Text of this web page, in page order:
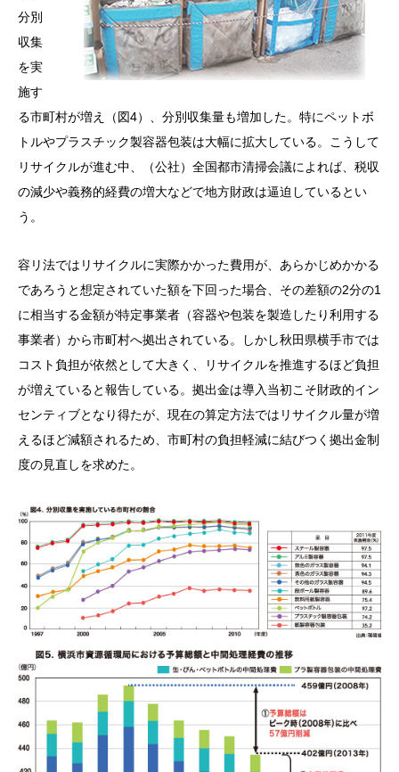
分別
収集
を実
施す
る市町村が増え（図4）、分別収集量も増加した。特にペットボ
トルやプラスチック製容器包装は大幅に拡大している。こうして
リサイクルが進む中、（公社）全国都市清掃会議によれば、税収
の減少や義務的経費の増大などで地方財政は逼迫しているとい
う。
容リ法ではリサイクルに実際かかった費用が、あらかじめかかる
であろうと想定されていた額を下回った場合、その差額の2分の1
に相当する金額が特定事業者（容器や包装を製造したり利用する
事業者）から市町村へ拠出されている。しかし秋田県横手市では
コスト負担が依然として大きく、リサイクルを推進するほど負担
が増えていると報告している。拠出金は導入当初こそ財政的イン
センティブとなり得たが、現在の算定方法ではリサイクル量が増
えるほど減額されるため、市町村の負担軽減に結びつく拠出金制
度の見直しを求めた。